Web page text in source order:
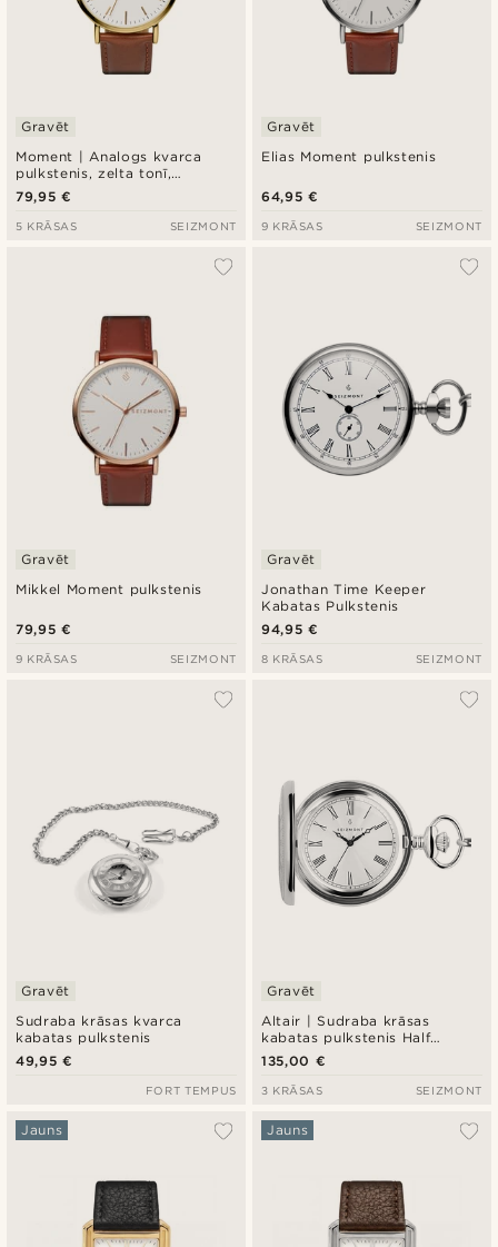
Moment | Analogs kvarca
pulkstenis, zelta tonī,
minimālistisks dizains, balta
ciparnīca un rūsas krāsas
neilona siksniņa
Gravēt
79,95 €
5 KRĀSAS SEIZMONT
Elias Moment pulkstenis
Gravēt
64,95 €
9 KRĀSAS SEIZMONT
Mikkel Moment pulkstenis
Gravēt
79,95 €
9 KRĀSAS SEIZMONT
Jonathan Time Keeper
Kabatas Pulkstenis
Gravēt
94,95 €
8 KRĀSAS SEIZMONT
Sudraba krāsas kvarca
kabatas pulkstenis
Gravēt
49,95 €
FORT TEMPUS
Altair | Sudraba krāsas
kabatas pulkstenis Half
Hunter
Gravēt
135,00 €
3 KRĀSAS SEIZMONT
Jauns Jauns